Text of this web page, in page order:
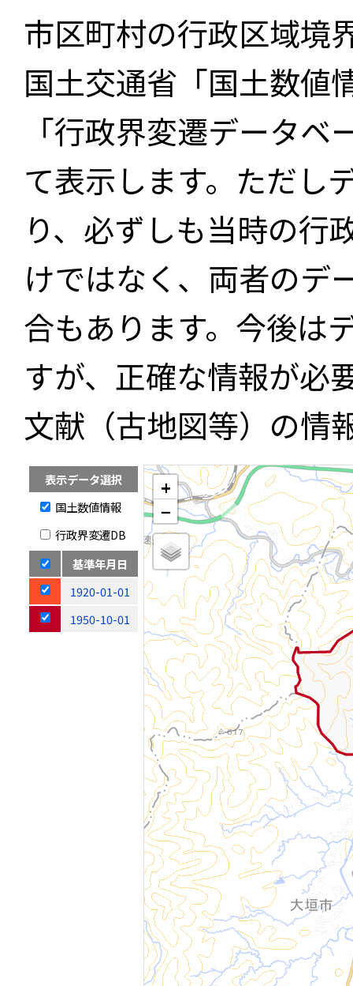
市区町村の行政区域境
国土交通省「国土数値
「行政界変遷データ
て表示します。ただし
り、必ずしも当時の行
けではなく、両者のデ
合もあります。今後は
すが、正確な情報が必
文献（古地図等）の情
表示データ選択
国土数値情報
行政界変遷DB
基準年月日
1920-01-01
1950-10-01
+
−